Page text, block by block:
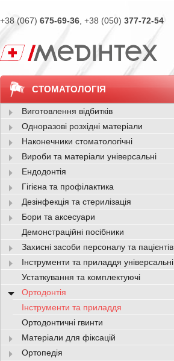
+38 (067) 675-69-36 , +38 (050) 377-72-54
СТОМАТОЛОГІЯ
Виготовлення відбитків
Одноразові розхідні матеріали
Наконечники стоматологічні
Вироби та матеріали універсальні
Ендодонтія
Гігієна та профілактика
Дезінфекція та стерилізація
Бори та аксесуари
Демонстраційні посібники
Захисні засоби персоналу та пацієнтів
Інструменти та приладдя універсальні
Устаткування та комплектуючі
Ортодонтія
Інструменти та приладдя
Ортодонтичні гвинти
Матеріали для фіксацій
Ортопедія